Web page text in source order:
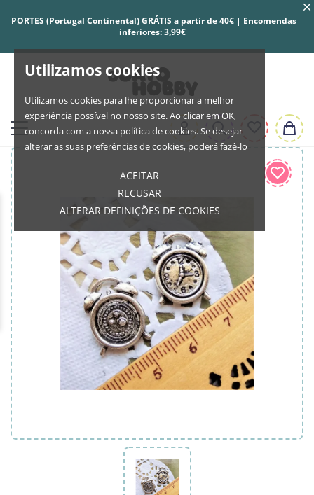
Utilizamos cookies
Utilizamos cookies para lhe proporcionar a melhor
experiência possível no nosso site. Ao clicar em OK,
concorda com a nossa política de cookies. Se desejar
alterar as suas preferências de cookies, poderá fazê-lo
ACEITAR
RECUSAR
ALTERAR DEFINIÇÕES DE COOKIES
PORTES (Portugal Continental) GRÁTIS a partir de 40€ | Encomendas
inferiores: 3,99€